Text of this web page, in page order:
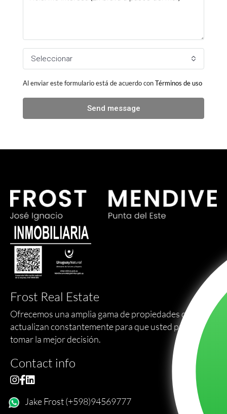
Seleccionar
Al enviar este formulario está de acuerdo conTérminos de uso
Send message
Frost Real Estate
Ofrecemos una amplia gama de propiedades que se
actualizan constantemente para que usted pueda
tomar la mejor decisión.
Contact info
Jake Frost (+598)94569777